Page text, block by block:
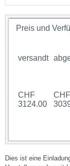
Preis und
versandt
CHF
3124.00
CHF
Dies ist eine